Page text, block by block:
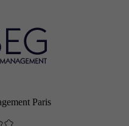
Paris